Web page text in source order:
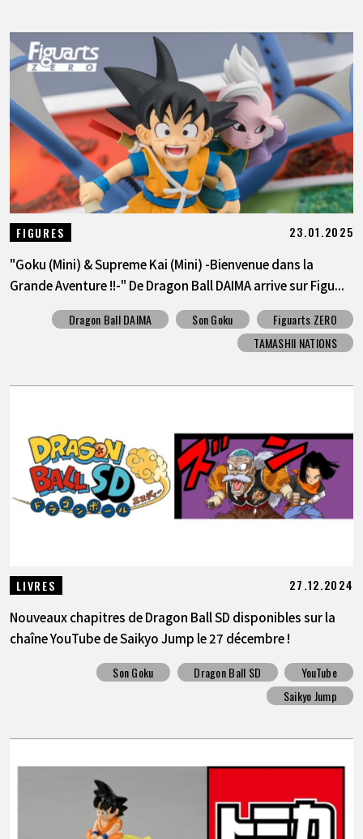
FIGURES 23.01.2025
"Goku (Mini) & Supreme Kai (Mini) -Bienvenue dans la
Grande Aventure !!-" De Dragon Ball DAIMA arrive sur Figu...
Dragon Ball DAIMA Son Goku
Figuarts ZERO
TAMASHII NATIONS
LIVRES 27.12.2024
Nouveaux chapitres de Dragon Ball SD disponibles sur la
chaîne YouTube de Saikyo Jump le 27 décembre !
Son Goku Dragon Ball SD
YouTube
Saikyo Jump